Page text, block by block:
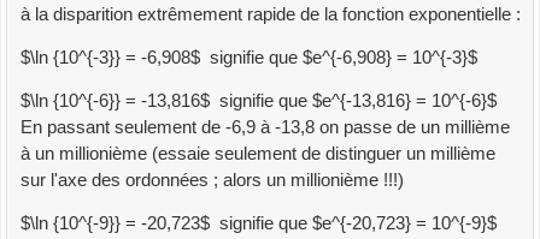
à la disparition extrêmement rapide de la fonction exponentielle :
$\ln {10^{-3}} = -6,908$ signifie que $e^{-6,908} = 10^{-3}$
$\ln {10^{-6}} = -13,816$ signifie que $e^{-13,816} = 10^{-6}$
En passant seulement de -6,9 à -13,8 on passe de un millième
à un millionième (essaie seulement de distinguer un millième
sur l'axe des ordonnées ; alors un millionième !!!)
$\ln {10^{-9}} = -20,723$ signifie que $e^{-20,723} = 10^{-9}$